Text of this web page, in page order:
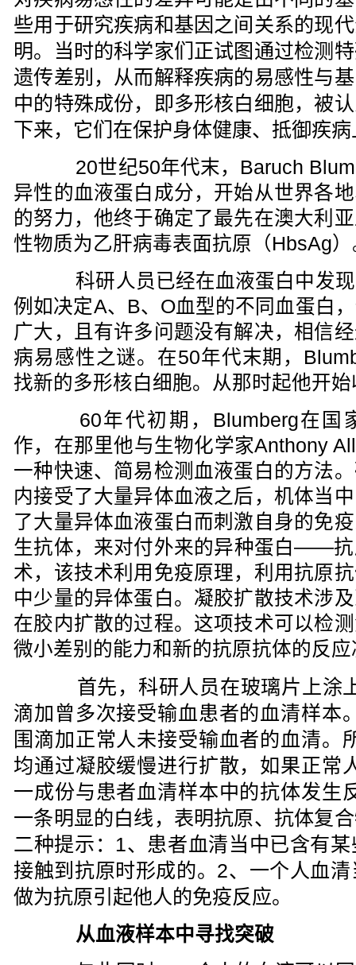
些用于研究疾病和基因之间关系的现
明。当时的科学家们正试图通过检测
遗传差别，从而解释疾病的易感性与
中的特殊成份，即多形核白细胞，被
下来，它们在保护身体健康、抵御疾
20世纪50年代末，Baruch
异性的血液蛋白成分，开始从世界各
的努力，他终于确定了最先在澳大利
性物质为乙肝病毒表面抗原（HbsAg
科研人员已经在血液蛋白中发现
例如决定A、B、O血型的不同血蛋白
广大，且有许多问题没有解决，相信
病易感性之谜。在50年代末期，
找新的多形核白细胞。从那时起他开
60年代初期，Blumberg在国
作，在那里他与生物化学家Anthony
一种快速、简易检测血液蛋白的方法
内接受了大量异体血液之后，机体当
了大量异体血液蛋白而刺激自身的免
生抗体，来对付外来的异种蛋白——
术，该技术利用免疫原理，利用抗原
中少量的异体蛋白。凝胶扩散技术涉
在胶内扩散的过程。这项技术可以检
微小差别的能力和新的抗原抗体的反
首先，科研人员在玻璃片上涂
滴加曾多次接受输血患者的血清样本
围滴加正常人未接受输血者的血清。
均通过凝胶缓慢进行扩散，如果正常
一成份与患者血清样本中的抗体发生
一条明显的白线，表明抗原、抗体复
二种提示：1、患者血清当中已含有
接触到抗原时形成的。2、一个人血
做为抗原引起他人的免疫反应。
从血液样本中寻找突破